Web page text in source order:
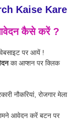
Kaise Kare
आवेदन कैसे करें ?
पर आयें !
का आप्शन पर क्लिक
नौकरियां, रोजगार मेला
आवेदन करें बटन पर